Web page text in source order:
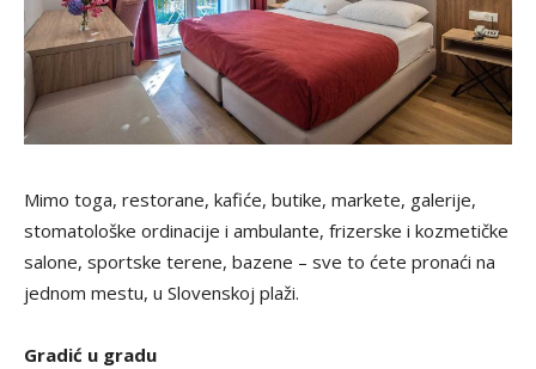
Mimo toga, restorane, kafiće, butike, markete, galerije,
stomatološke ordinacije i ambulante, frizerske i kozmetičke
salone, sportske terene, bazene – sve to ćete pronaći na
jednom mestu, u Slovenskoj plaži.
Gradić u gradu